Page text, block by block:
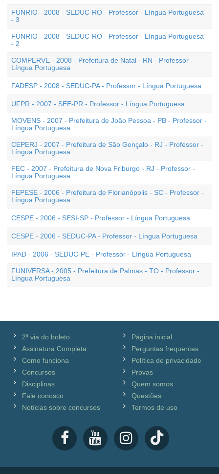
FUNRIO - 2008 - SEDUC-RO - Professor - Língua Portuguesa
- 3
FUNRIO - 2008 - SEDUC-RO - Professor - Língua Portuguesa
- 2
COMPERVE - 2008 - Prefeitura de Natal - RN - Professor -
Língua Portuguesa
FADESP - 2008 - SEDUC-PA - Professor - Língua Portuguesa
UFPR - 2007 - SEE-PR - Professor - Língua Portuguesa
MOVENS - 2007 - Prefeitura de João Pessoa - PB - Professor -
Língua Portuguesa
CEPERJ - 2007 - Prefeitura de São Gonçalo - RJ - Professor -
Língua Portuguesa
FEC - 2007 - Prefeitura de Nova Friburgo - RJ - Professor -
Língua Portuguesa
FEPESE - 2006 - Prefeitura de Florianópolis - SC - Professor -
Língua Portuguesa
CESPE - 2006 - SESI-SP - Professor - Língua Portuguesa
CESPE - 2006 - SEDUC-PA - Professor - Língua Portuguesa
IPAD - 2006 - SEDUC-PE - Professor - Língua Portuguesa
FUNIVERSA - 2005 - Prefeitura de Palmas - TO - Professor -
Língua Portuguesa
2ª via do boleto
Assinatura Completa
Como funciona
Concursos
Disciplinas
Fale conosco
Notícias sobre concursos
Página inicial
Perguntas frequentes
Política de privacidade
Provas
Quem somos
Questões
Termos de uso